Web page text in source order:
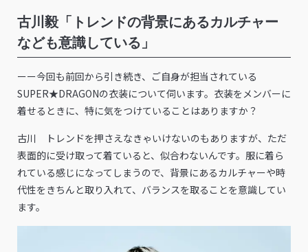
古川毅「トレンドの背景にあるカルチャー
なども意識している」
ーー今回も前回から引き続き、ご自身が担当されている
SUPER★DRAGONの衣装について伺います。衣装をメンバーに
着せるときに、特に気をつけていることはありますか？
古川 トレンドを押さえなきゃいけないのもありますが、ただ
表面的に受け取って着ていると、似合わないんです。服に着ら
れている感じになってしまうので、背景にあるカルチャーや時
代性をきちんと取り入れて、バランスを取ることを意識してい
ます。